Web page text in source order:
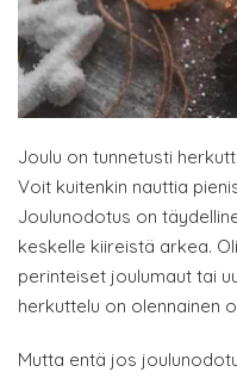
Joulu on tunnetusti
Voit kuitenkin nauttia
Joulunodotus on
keskelle kiireistä arkea.
perinteiset joulumaut tai
herkuttelu on olennainen
Mutta entä jos